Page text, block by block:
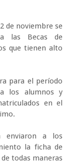
de noviembre se
a las Becas de
que tienen alto
para el período
los alumnos y
en el
enviaron a los
la ficha de
todas maneras